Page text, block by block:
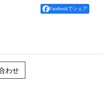
Facebookでシェア
わせ